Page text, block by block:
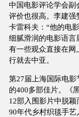
中国电影评论学会副
评价也很高。李建强
卡雷科夫：“他的电
细腻滑润的电影语言
有一些观众直接在网
行就去中亚。
第27届上海国际电
的400多部佳片。《
12部入围影片中脱
90年代乡村织毯手